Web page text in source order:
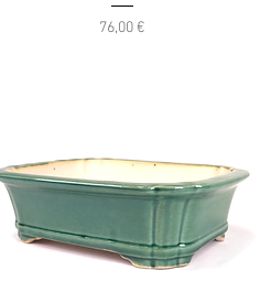
Prix
76,00 €